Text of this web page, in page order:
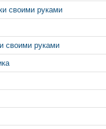
своими руками
своими руками